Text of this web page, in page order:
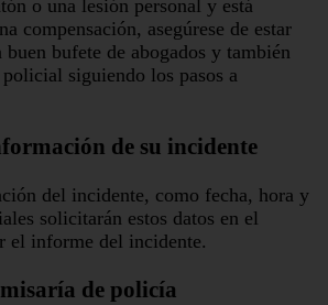
o una lesión personal y está
compensación, asegúrese de estar
buen bufete de abogados y también
siguiendo los pasos a
de su incidente
del incidente, como fecha, hora y
solicitarán estos datos en el
el informe del incidente.
de policía